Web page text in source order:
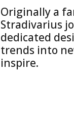
Originally a
Stradivarius
dedicated
trends into
inspire.